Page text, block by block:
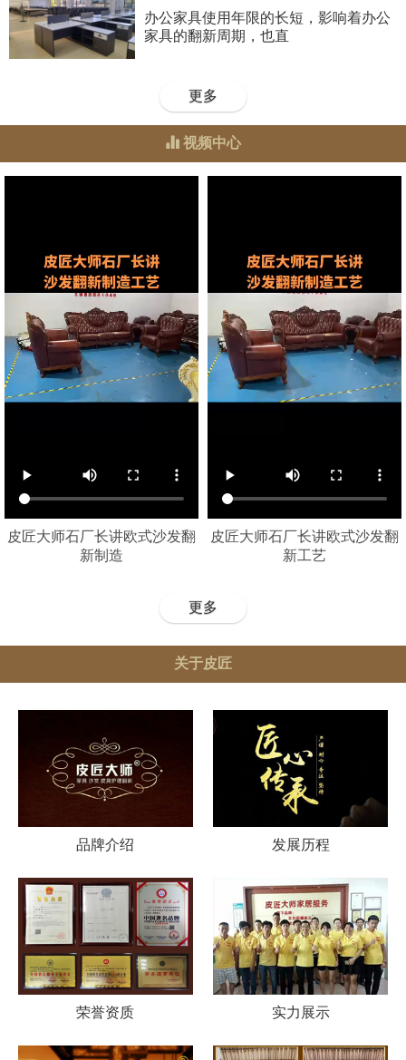
办公家具使用年限的长短，影响着办公
家具的翻新周期，也直
更多
视频中心
皮匠大师石厂长讲欧式沙发翻
新制造
皮匠大师石厂长讲欧式沙发翻
新工艺
更多
关于皮匠
品牌介绍 发展历程
荣誉资质 实力展示